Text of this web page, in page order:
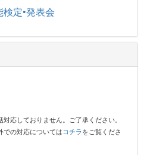
定•発表会
応しておりません。ご了承ください。
の対応についてはコチラ をご覧くださ